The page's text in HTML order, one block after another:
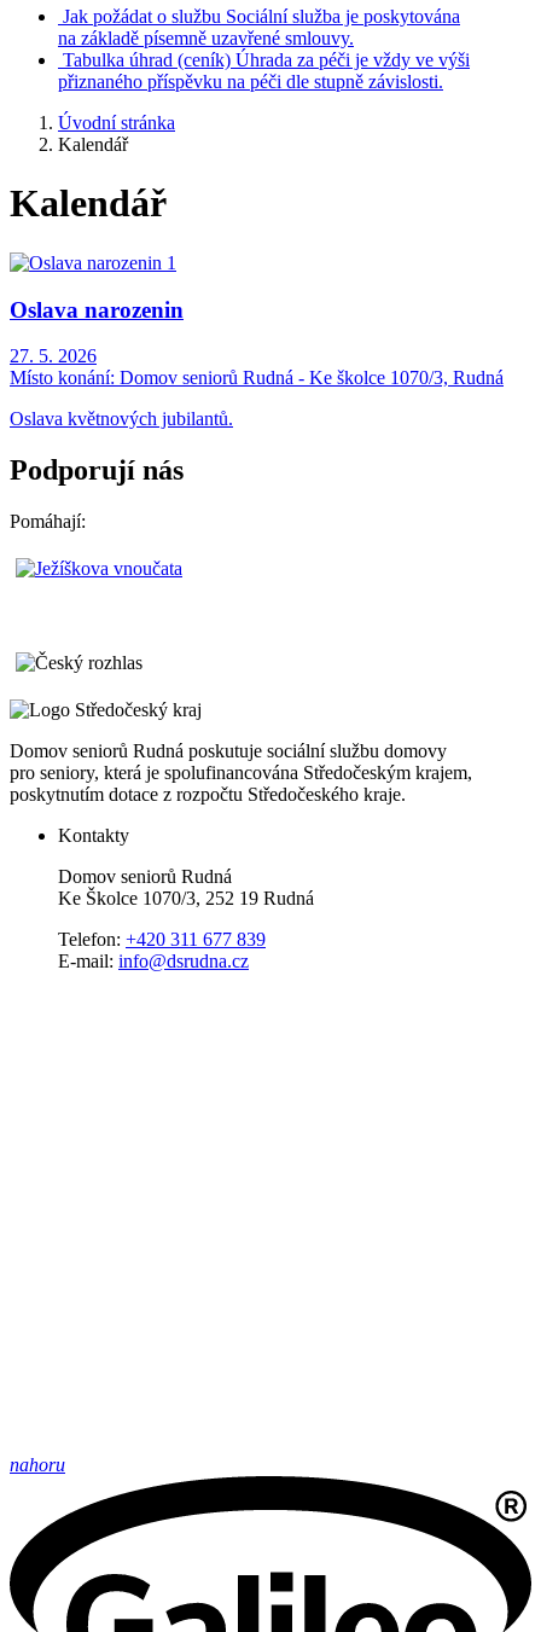
Jak požádat o službu Sociální služba je poskytována
na základě písemně uzavřené smlouvy.
Tabulka úhrad (ceník) Úhrada za péči je vždy ve výši
přiznaného příspěvku na péči dle stupně závislosti.
Úvodní stránka
Kalendář
Kalendář
Oslava narozenin
27. 5. 2026
Místo konání: Domov seniorů Rudná - Ke školce 1070/3, Rudná
Oslava květnových jubilantů.
Podporují nás
Pomáhají:
Domov seniorů Rudná poskutuje sociální službu domovy
pro seniory, která je spolufinancována Středočeským krajem,
poskytnutím dotace z rozpočtu Středočeského kraje.
Kontakty
Domov seniorů Rudná
Ke Školce 1070/3, 252 19 Rudná
Telefon: +420 311 677 839
E-mail: info@dsrudna.cz
nahoru